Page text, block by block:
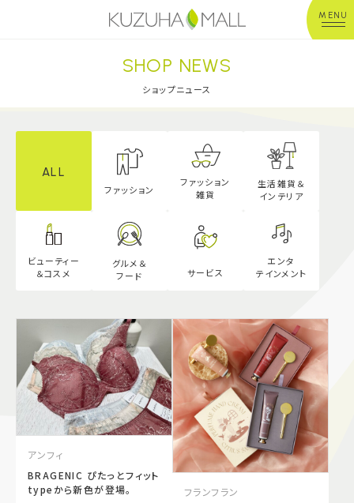
MENU
年中無休平 日：10:00~20:00
※店舗により異なる
グルメ＆フード
ショップニュース
イベント
キッズ＆ベビー
施設案内
アクセス＆駐車場
よくあるご質問
サイトマップ
プライバシーポリシー
SHOP NEWS
ショップニュース
ALL
ファッション
ファッション
雑貨
生活雑貨＆
インテリア
ビューティー
＆コスメ
グルメ＆
フード
サービス
エンタ
テインメント
アンフィ
BRAGENIC ぴたっとフィット
typeから新色が登場。
フランフラン